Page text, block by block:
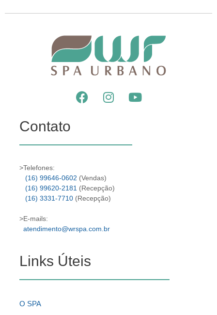
Contato
>Telefones:
(16) 99646-0602 (Vendas)
(16) 99620-2181 (Recepção)
(16) 3331-7710 (Recepção)
>E-mails:
atendimento@wrspa.com.br
Links Úteis
O SPA